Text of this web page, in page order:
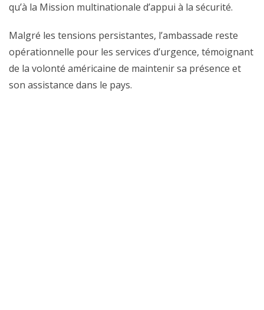
qu’à la Mission multinationale d’appui à la sécurité.
Malgré les tensions persistantes, l’ambassade reste
opérationnelle pour les services d’urgence, témoignant
de la volonté américaine de maintenir sa présence et
son assistance dans le pays.